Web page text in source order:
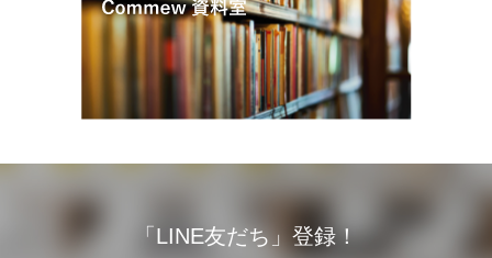
「LINE友だち」登録！